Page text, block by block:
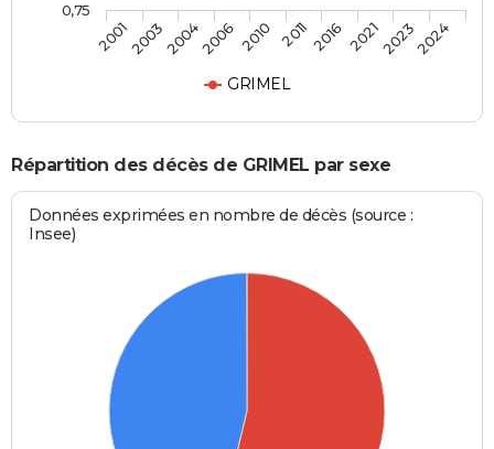
GRIMEL
2001200320042006 2010 20112016 202120232024
0,75
Répartition des décès de GRIMEL par sexe
Données exprimées en nombre de décès (source :
Insee)